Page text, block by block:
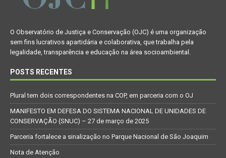
O Observatório de Justiça e Conservação (OJC) é uma organização
sem fins lucrativos apartidária e colaborativa, que trabalha pela
legalidade, transparência e educação na área socioambiental.
POSTS RECENTES
Plural tem dois correspondentes na COP, em parceria com o OJ
MANIFESTO EM DEFESA DO SISTEMA NACIONAL DE UNIDADES DE
CONSERVAÇÃO (SNUC) – 27 de março de 2025
Parceria fortalece a sinalização no Parque Nacional de São Joaquim
Nota de Atenção